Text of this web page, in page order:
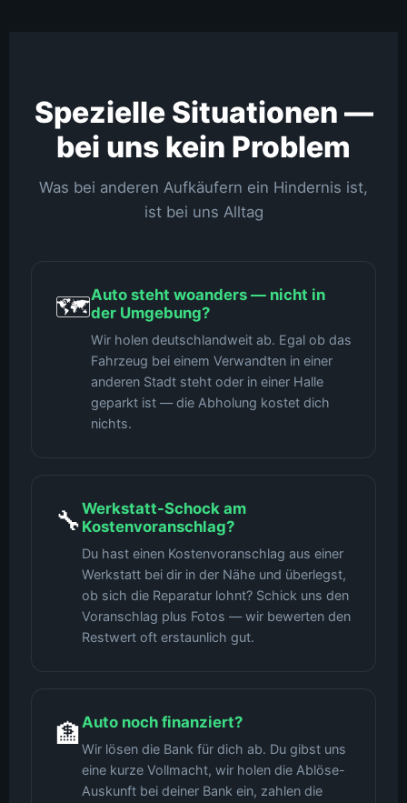
Spezielle Situationen —
bei uns kein Problem
Was bei anderen Aufkäufern ein Hindernis ist,
ist bei uns Alltag
🗺️Auto steht woanders — nicht in
der Umgebung?
Wir holen deutschlandweit ab. Egal ob das
Fahrzeug bei einem Verwandten in einer
anderen Stadt steht oder in einer Halle
geparkt ist — die Abholung kostet dich
nichts.
🔧Werkstatt-Schock am
Kostenvoranschlag?
Du hast einen Kostenvoranschlag aus einer
Werkstatt bei dir in der Nähe und überlegst,
ob sich die Reparatur lohnt? Schick uns den
Voranschlag plus Fotos — wir bewerten den
Restwert oft erstaunlich gut.
🏦Auto noch finanziert?
Wir lösen die Bank für dich ab. Du gibst uns
eine kurze Vollmacht, wir holen die Ablöse-
Auskunft bei deiner Bank ein, zahlen die